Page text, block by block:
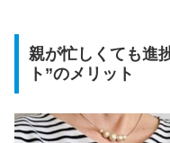
親が忙しくても進
ト”のメリット